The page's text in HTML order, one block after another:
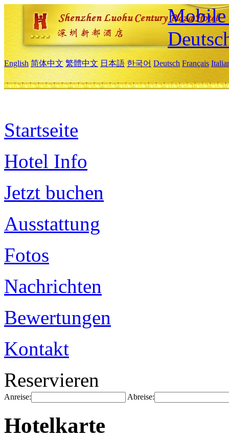
Mobile
English 简体中文 繁體中文 日本語 한국어 Deutsch Français
Startseite
Hotel Info
Jetzt buchen
Ausstattung
Fotos
Nachrichten
Bewertungen
Kontakt
Reservieren
Anreise: Abreise:
Hotelkarte